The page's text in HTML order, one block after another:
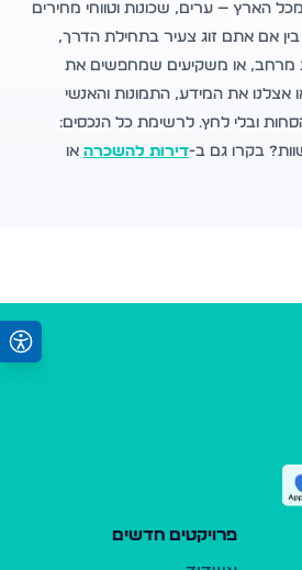
הארץ — ערים, שכונות וטווחי מחירים
אם אתם זוג צעיר בתחילת הדרך,
או משקיעים שמחפשים את
את המידע, התמונות והאנשי
ובלי לחץ. לרשימת כל הנכסים:
בקרו גם ב-דירות להשכרה או
פרויקטים חדשים